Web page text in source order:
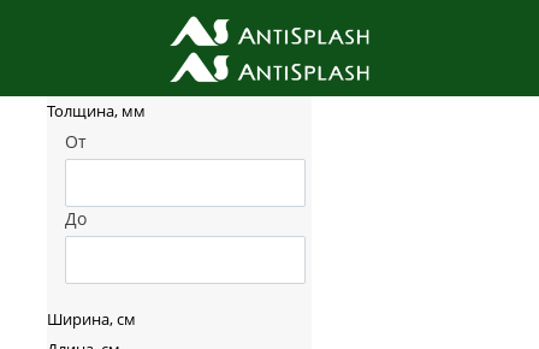
Фильтр товаров
Толщина, мм
От
До
Ширина, см